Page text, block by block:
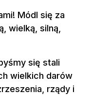
Módl się za
wielką, silną,
się stali
wielkich darów
rządy i